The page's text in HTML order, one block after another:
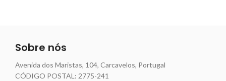
Sobre nós
Avenida dos Maristas, 104, Carcavelos, Portugal
CÓDIGO POSTAL: 2775-241